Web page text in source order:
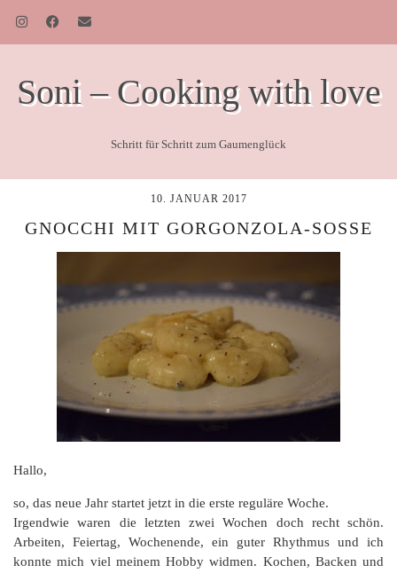
Soni – Cooking with love
Schritt für Schritt zum Gaumenglück
10. JANUAR 2017
GNOCCHI MIT GORGONZOLA-SOSSE
Hallo,
so, das neue Jahr startet jetzt in die erste reguläre Woche.
Irgendwie waren die letzten zwei Wochen doch recht schön.
Arbeiten, Feiertag, Wochenende, ein guter Rhythmus und ich
konnte mich viel meinem Hobby widmen. Kochen, Backen und